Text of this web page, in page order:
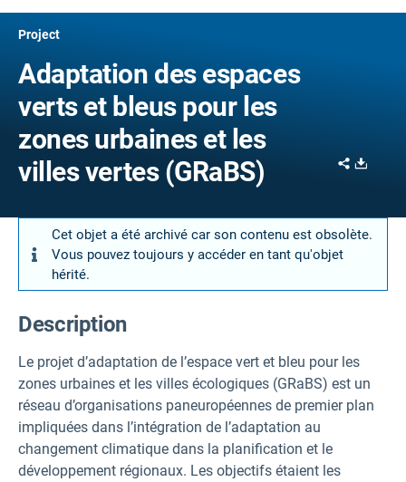
Project
Adaptation des espaces
verts et bleus pour les
zones urbaines et les
villes vertes (GRaBS)
Share
Cet objet a été archivé car son contenu est obsolète.
Vous pouvez toujours y accéder en tant qu'objet
hérité.
Description
Le projet d’adaptation de l’espace vert et bleu pour les
zones urbaines et les villes écologiques (GRaBS) est un
réseau d’organisations paneuropéennes de premier plan
impliquées dans l’intégration de l’adaptation au
changement climatique dans la planification et le
développement régionaux. Les objectifs étaient les